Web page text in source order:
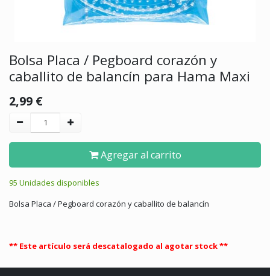
Bolsa Placa / Pegboard corazón y
caballito de balancín para Hama Maxi
2,99 €
Agregar al carrito
95 Unidades disponibles
Bolsa Placa / Pegboard corazón y caballito de balancín
** Este artículo será descatalogado al agotar stock **